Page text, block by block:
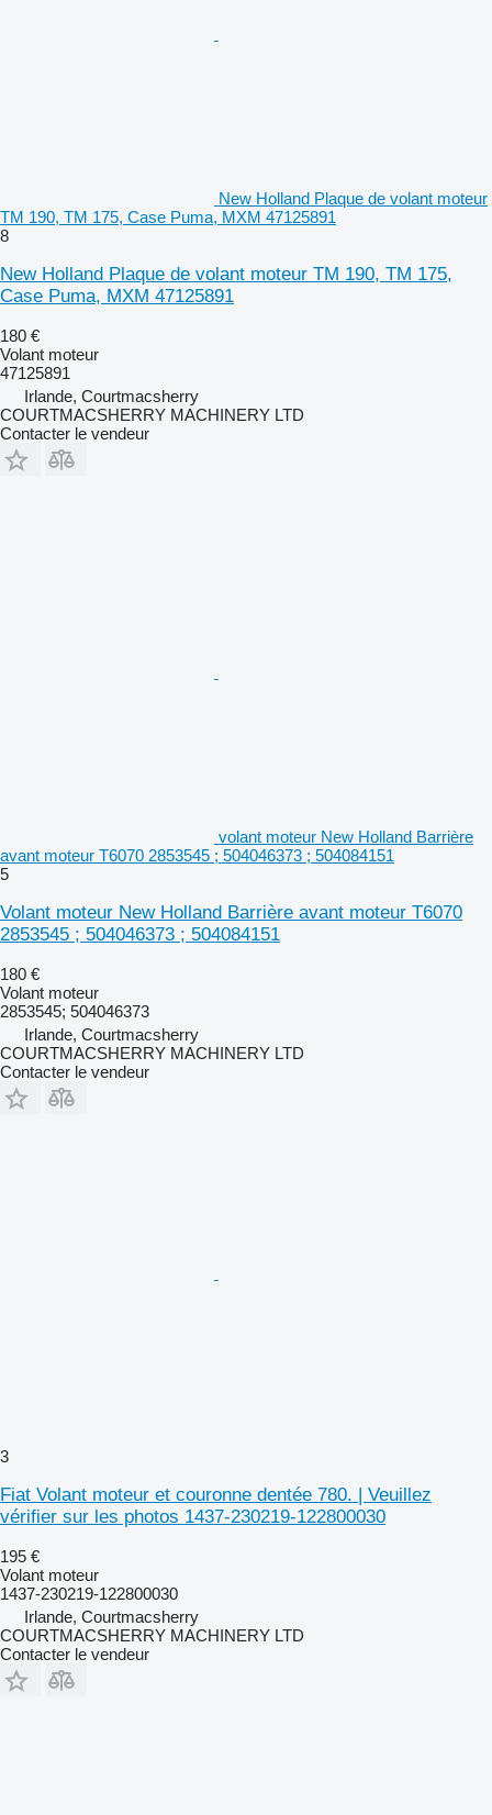
New Holland Plaque de volant moteur
TM 190, TM 175, Case Puma, MXM 47125891
8
New Holland Plaque de volant moteur TM 190, TM 175,
Case Puma, MXM 47125891
180 €
Volant moteur
47125891
Irlande, Courtmacsherry
COURTMACSHERRY MACHINERY LTD
Contacter le vendeur
volant moteur New Holland Barrière
avant moteur T6070 2853545 ; 504046373 ; 504084151
5
Volant moteur New Holland Barrière avant moteur T6070
2853545 ; 504046373 ; 504084151
180 €
Volant moteur
2853545; 504046373
Irlande, Courtmacsherry
COURTMACSHERRY MACHINERY LTD
Contacter le vendeur
3
Fiat Volant moteur et couronne dentée 780. | Veuillez
vérifier sur les photos 1437-230219-122800030
195 €
Volant moteur
1437-230219-122800030
Irlande, Courtmacsherry
COURTMACSHERRY MACHINERY LTD
Contacter le vendeur